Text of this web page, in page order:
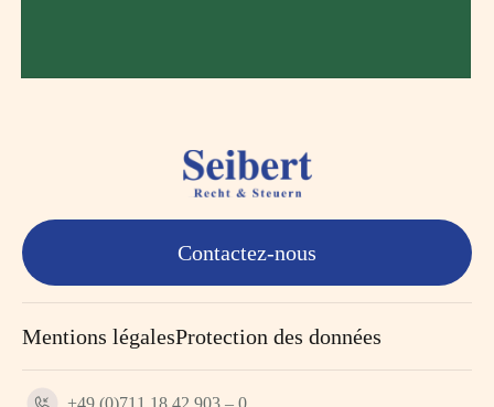
Contactez-nous
Mentions légalesProtection des données
+49 (0)711 18 42 903 – 0